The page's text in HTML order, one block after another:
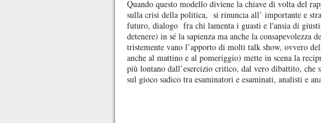
Quando questo modello diviene la chiave di volta del
sulla crisi della politica, si rinuncia all’ importante e
futuro, dialogo fra chi lamenta i guasti e l'ansia di
detenere) in sé la sapienza ma anche la consapevolezza
tristemente vano l’apporto di molti talk show, ovvero
anche al mattino e al pomeriggio) mette in scena la
più lontano dall’esercizio critico, dal vero dibattito, che
sul gioco sadico tra esaminatori e esaminati, analisti e